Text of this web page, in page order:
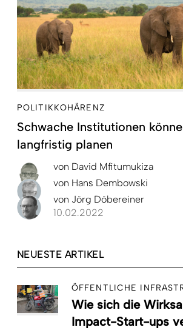
POLITIKKOHÄRENZ
Schwache Institutionen
langfristig planen
von David Mfitumukiza
von Hans Dembowski
von Jörg Döbereiner
10.02.2022
NEUESTE ARTIKEL
ÖFFENTLICHE
Wie sich die
Impact-Start-ups